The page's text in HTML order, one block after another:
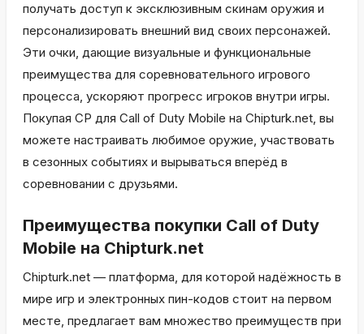
получать доступ к эксклюзивным скинам оружия и
персонализировать внешний вид своих персонажей.
Эти очки, дающие визуальные и функциональные
преимущества для соревновательного игрового
процесса, ускоряют прогресс игроков внутри игры.
Покупая CP для Call of Duty Mobile на Chipturk.net, вы
можете настраивать любимое оружие, участвовать
в сезонных событиях и вырываться вперёд в
соревновании с друзьями.
Преимущества покупки Call of Duty
Mobile на Chipturk.net
Chipturk.net — платформа, для которой надёжность в
мире игр и электронных пин-кодов стоит на первом
месте, предлагает вам множество преимуществ при